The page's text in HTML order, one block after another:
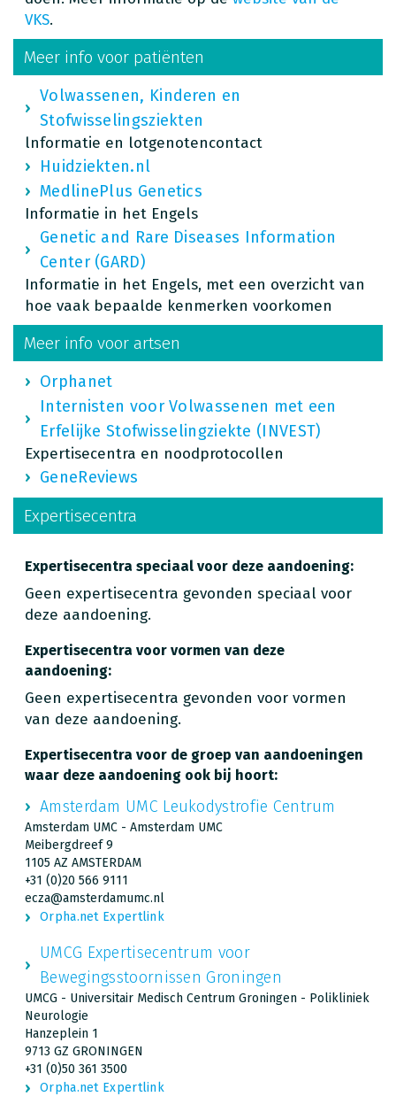
VKS.
Meer info voor patiënten
Volwassenen, Kinderen en
Stofwisselingsziekten
lnformatie en lotgenotencontact
Huidziekten.nl
MedlinePlus Genetics
Informatie in het Engels
Genetic and Rare Diseases Information
Center (GARD)
Informatie in het Engels, met een overzicht van
hoe vaak bepaalde kenmerken voorkomen
Meer info voor artsen
Orphanet
Internisten voor Volwassenen met een
Erfelijke Stofwisselingziekte (INVEST)
Expertisecentra en noodprotocollen
GeneReviews
Expertisecentra
Expertisecentra speciaal voor deze aandoening:
Geen expertisecentra gevonden speciaal voor
deze aandoening.
Expertisecentra voor vormen van deze
aandoening:
Geen expertisecentra gevonden voor vormen
van deze aandoening.
Expertisecentra voor de groep van aandoeningen
waar deze aandoening ook bij hoort:
Amsterdam UMC Leukodystrofie Centrum
Amsterdam UMC - Amsterdam UMC
Meibergdreef 9
1105 AZ AMSTERDAM
+31 (0)20 566 9111
ecza@amsterdamumc.nl
Orpha.net Expertlink
UMCG Expertisecentrum voor
Bewegingsstoornissen Groningen
UMCG - Universitair Medisch Centrum Groningen - Polikliniek
Neurologie
Hanzeplein 1
9713 GZ GRONINGEN
+31 (0)50 361 3500
Orpha.net Expertlink